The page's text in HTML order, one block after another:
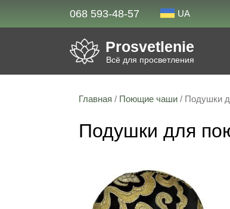
068 593-48-57 UA
Prosvetlenie
Всё для просветления
Главная / Поющие чаши / Подушки
Подушки для